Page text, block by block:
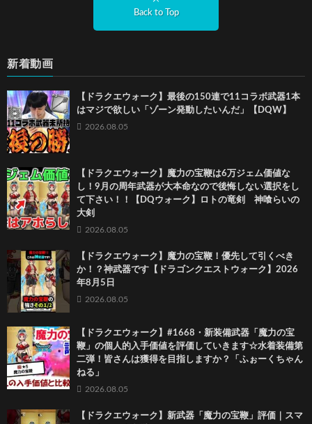
Back to Top
新着動画
【ドラクエウォーク】最後の150連で11コラボ武器1本
はマジで欲しい「ゾーン発動したいんだ」【DQW】
2026.08.05
【ドラクエウォーク】魔力の宝鞭は6万ジェム価値な
し！9月の周年武器が大本命なので後悔しない選択をし
て下さい！！【DQウォーク】ロトの竜剣 神喰らいの
大剣
2026.08.05
【ドラクエウォーク】魔力の宝鞭！優先して引くべき
か！？神武器です【ドラゴンクエストウォーク】2026
年8月5日
2026.08.05
【ドラクエウォーク】#1668・新装備武器「魔力の宝
鞭」の個人的入手価値を評価していきます☆水着装備第
二弾！皆さんは獲得を目指しますか？「ふぉーくちゃん
ねる」
2026.08.05
【ドラクエウォーク】新武器「魔力の宝鞭」評価｜スマ